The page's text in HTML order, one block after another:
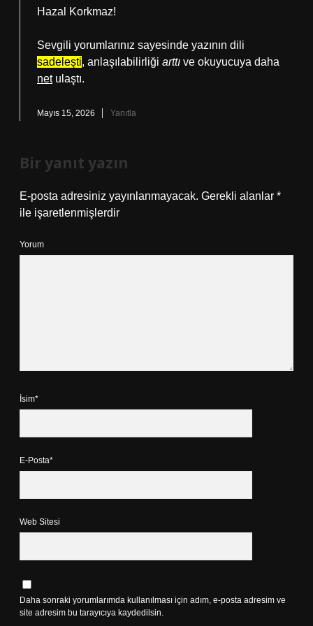
Hazal Korkmaz!
Sevgili yorumlarınız sayesinde yazının dili
sadeleşti, anlaşılabilirliği arttı ve okuyucuya daha
netulaştı.
Mayıs 15, 2026 Yanıtla
Bir yanıt yazın
E-posta adresiniz yayınlanmayacak. Gerekli alanlar *
ile işaretlenmişlerdir
Yorum
İsim*
E-Posta*
Web Sitesi
Daha sonraki yorumlarımda kullanılması için adım, e-posta adresim ve
site adresim bu tarayıcıya kaydedilsin.